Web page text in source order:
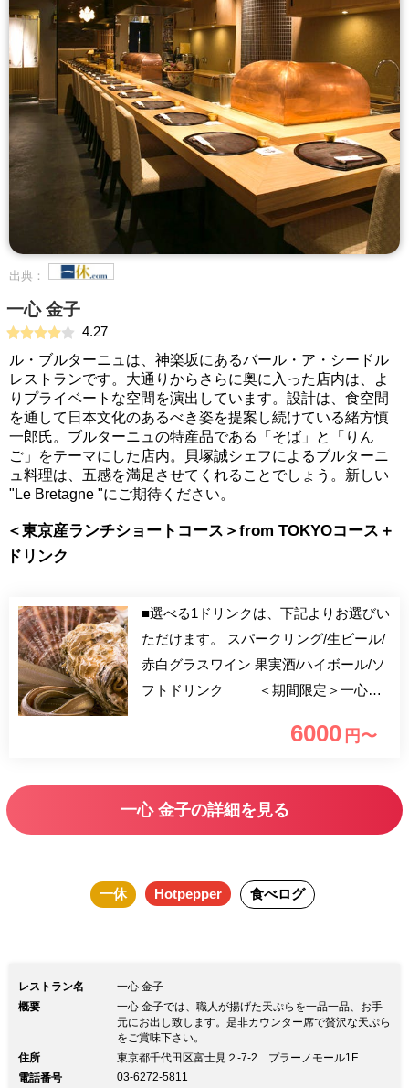
出典：
一心 金子
4.27
ル・ブルターニュは、神楽坂にあるバール・ア・シードル
レストランです。大通りからさらに奥に入った店内は、よ
りプライベートな空間を演出しています。設計は、食空間
を通して日本文化のあるべき姿を提案し続けている緒方慎
一郎氏。ブルターニュの特産品である「そば」と「りん
ご」をテーマにした店内。貝塚誠シェフによるブルターニ
ュ料理は、五感を満足させてくれることでしょう。新しい
"Le Bretagne "にご期待ください。
＜東京産ランチショートコース＞from TOKYOコース＋
ドリンク
■選べる1ドリンクは、下記よりお選びい
ただけます。 スパークリング/生ビール/
赤白グラスワイン 果実酒/ハイボール/ソ
フトドリンク ＜期間限定＞一心金
て作成した 「東京産」の食材にこだわ
事もあり今回はランチ限定ショートコー
スをご用意致しました。 天麩羅の穴子
物揚げ饅頭と、江戸時代から続く胡麻の
下さい。
6000 円〜
一心 金子の詳細を見る
一休 Hotpepper 食べログ
レストラン名
一心 金子
概要
一心 金子では、職人が揚げた天ぷらを一品一品、お手
元にお出し致します。是非カウンター席で贅沢な天ぷら
をご賞味下さい。
住所
東京都千代田区富士見２-7-2 プラーノモール1F
電話番号
03-6272-5811